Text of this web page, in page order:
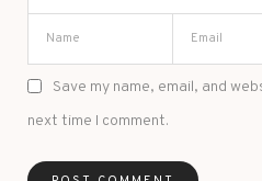
Save my name, email, and
next time I comment.